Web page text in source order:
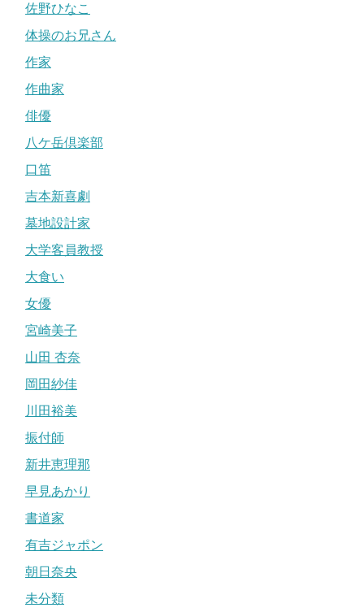
佐野ひなこ
体操のお兄さん
作家
作曲家
俳優
八ケ岳倶楽部
口笛
吉本新喜劇
墓地設計家
大学客員教授
大食い
女優
宮崎美子
山田 杏奈
岡田紗佳
川田裕美
振付師
新井恵理那
早見あかり
書道家
有吉ジャポン
朝日奈央
未分類